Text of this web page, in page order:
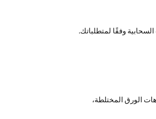
وفقًا لمتطلباتك.
الورق المختلطة،